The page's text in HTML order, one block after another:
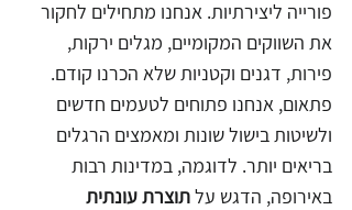
פורייה ליצירתיות. אנחנו מתחילים לחקור
את השווקים המקומיים, מגלים ירקות,
פירות, דגנים וקטניות שלא הכרנו קודם.
פתאום, אנחנו פתוחים לטעמים חדשים
ולשיטות בישול שונות ומאמצים הרגלים
בריאים יותר. לדוגמה, במדינות רבות
באירופה, הדגש על תוצרת עונתית